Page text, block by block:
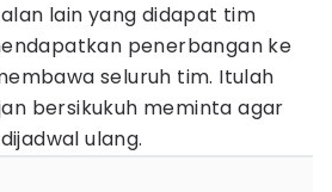
lain yang didapat tim
penerbangan ke
seluruh tim. Itulah
bersikukuh meminta agar
ulang.